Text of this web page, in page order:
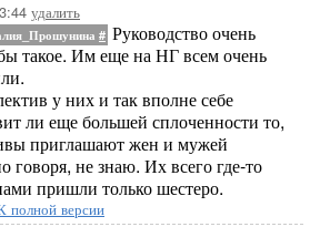
удалить
# Руководство очень
такое. Им еще на НГ всем очень
у них и так вполне себе
ли еще большей сплоченности то,
приглашают жен и мужей
говоря, не знаю. Их всего где-то
пришли только шестеро.
полной версии